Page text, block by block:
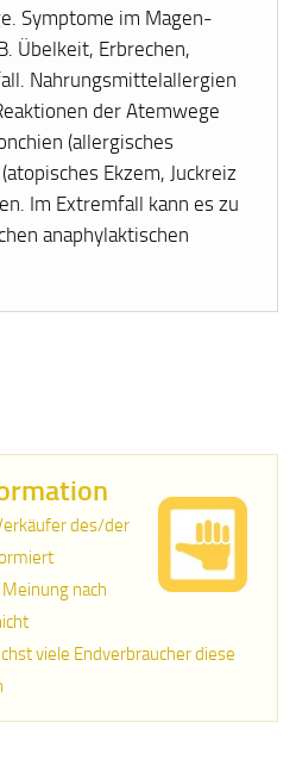
Symptome im Magen-
Übelkeit, Erbrechen,
Nahrungsmittelallergien
der Atemwege
(allergisches
Ekzem, Juckreiz
Im Extremfall kann es zu
anaphylaktischen
des/der
nach
viele Endverbraucher diese